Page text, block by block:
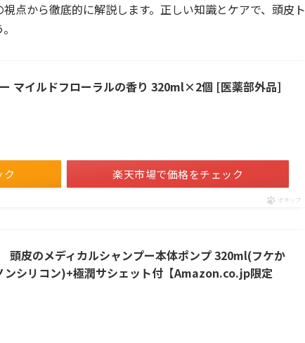
点から徹底的に解説します。正しい知識とケアで、頭皮ト
ー マイルドフローラルの香り 320ml×2個 [医薬部外品]
楽天市場で価格をチェック
ポチップ
頭皮のメディカルシャンプー本体ポンプ 320ml(フケか
ンシリコン)+極潤サシェット付【Amazon.co.jp限定